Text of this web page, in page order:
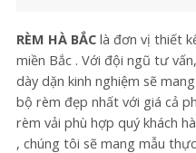
RÈM HÀ BẮC là đơn vị thiết
miền Bắc . Với đội ngũ tư
dày dặn kinh nghiệm sẽ
bộ rèm đẹp nhất với giá cả
rèm vải phù hợp quý khách
, chúng tôi sẽ mang mẫu